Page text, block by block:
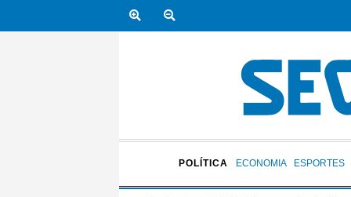
POLÍTICA ECONOMIA ESPORTES